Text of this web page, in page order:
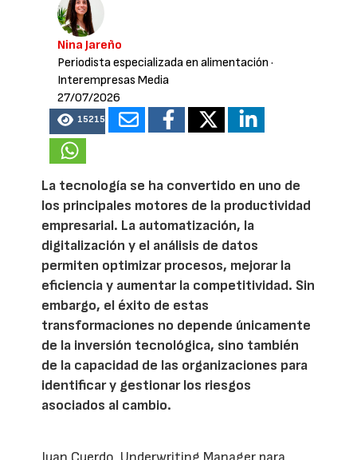
Nina Jareño
Periodista especializada en alimentación ·
Interempresas Media
27/07/2026
15215
La tecnología se ha convertido en uno de
los principales motores de la productividad
empresarial. La automatización, la
digitalización y el análisis de datos
permiten optimizar procesos, mejorar la
eficiencia y aumentar la competitividad. Sin
embargo, el éxito de estas
transformaciones no depende únicamente
de la inversión tecnológica, sino también
de la capacidad de las organizaciones para
identificar y gestionar los riesgos
asociados al cambio.